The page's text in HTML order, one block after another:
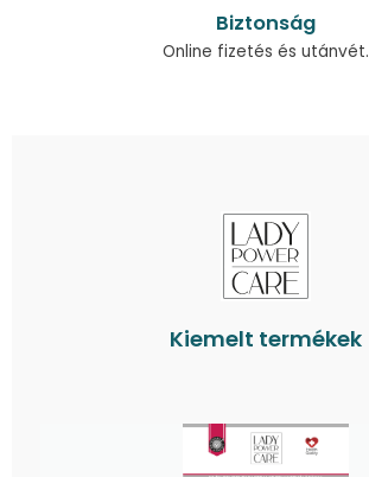
Biztonság
Online fizetés és utánvét.
Kiemelt termékek